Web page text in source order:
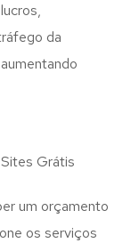
da
Grátis
um orçamento
os serviços